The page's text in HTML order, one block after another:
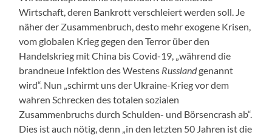
Wirtschaft, deren Bankrott verschleiert werden soll. Je
näher der Zusammenbruch, desto mehr exogene Krisen,
vom globalen Krieg gegen den Terror über den
Handelskrieg mit China bis Covid-19, „während die
brandneue Infektion des Westens Russlandgenannt
wird“. Nun „schirmt uns der Ukraine-Krieg vor dem
wahren Schrecken des totalen sozialen
Zusammenbruchs durch Schulden- und Börsencrash ab“.
Dies ist auch nötig, denn „in den letzten 50 Jahren ist die